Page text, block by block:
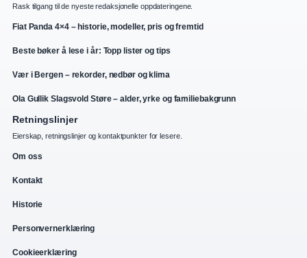
Rask tilgang til de nyeste redaksjonelle oppdateringene.
Fiat Panda 4×4 – historie, modeller, pris og fremtid
Beste bøker å lese i år: Topp lister og tips
Vær i Bergen – rekorder, nedbør og klima
Ola Gullik Slagsvold Støre – alder, yrke og familiebakgrunn
Retningslinjer
Eierskap, retningslinjer og kontaktpunkter for lesere.
Om oss
Kontakt
Historie
Personvernerklæring
Cookieerklæring